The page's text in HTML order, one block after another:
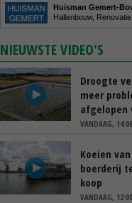
Huisman Gemert-
Hallenbouw,
NIEUWSTE VIDEO'S
Droogte
meer
afgelopen
VANDAAG, 14:06
Koeien
boerderij
koop
VANDAAG, 12:00